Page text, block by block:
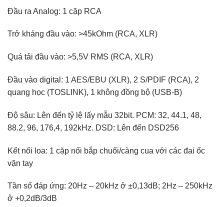
Đầu ra Analog: 1 cặp RCA
Trở kháng đầu vào: >45kOhm (RCA, XLR)
Quá tải đầu vào: >5,5V RMS (RCA, XLR)
Đầu vào digital: 1 AES/EBU (XLR), 2 S/PDIF (RCA), 2
quang học (TOSLINK), 1 không đồng bộ (USB-B)
Độ sâu: Lên đến tỷ lệ lấy mẫu 32bit. PCM: 32, 44.1, 48,
88.2, 96, 176,4, 192kHz. DSD: Lên đến DSD256
Kết nối loa: 1 cặp nối bắp chuối/càng cua với các đai ốc
vặn tay
Tần số đáp ứng: 20Hz – 20kHz ở ±0,13dB; 2Hz – 250kHz
ở +0,2dB/3dB